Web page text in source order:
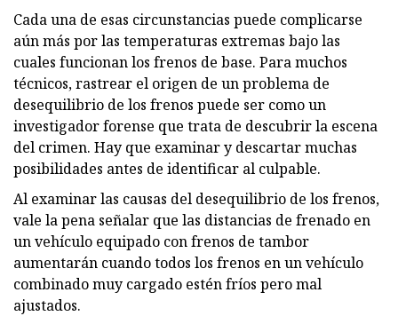
Cada una de esas circunstancias puede complicarse
aún más por las temperaturas extremas bajo las
cuales funcionan los frenos de base. Para muchos
técnicos, rastrear el origen de un problema de
desequilibrio de los frenos puede ser como un
investigador forense que trata de descubrir la escena
del crimen. Hay que examinar y descartar muchas
posibilidades antes de identificar al culpable.
Al examinar las causas del desequilibrio de los frenos,
vale la pena señalar que las distancias de frenado en
un vehículo equipado con frenos de tambor
aumentarán cuando todos los frenos en un vehículo
combinado muy cargado estén fríos pero mal
ajustados.